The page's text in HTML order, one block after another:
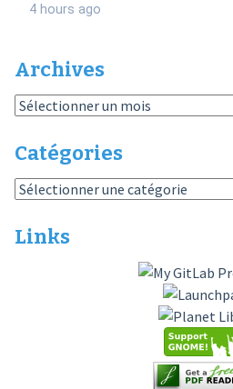
Archives
Archives
Catégories
Catégories
Links